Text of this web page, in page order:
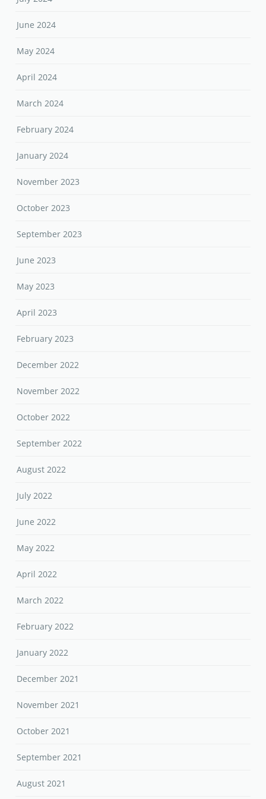
June 2024
May 2024
April 2024
March 2024
February 2024
January 2024
November 2023
October 2023
September 2023
June 2023
May 2023
April 2023
February 2023
December 2022
November 2022
October 2022
September 2022
August 2022
July 2022
June 2022
May 2022
April 2022
March 2022
February 2022
January 2022
December 2021
November 2021
October 2021
September 2021
August 2021